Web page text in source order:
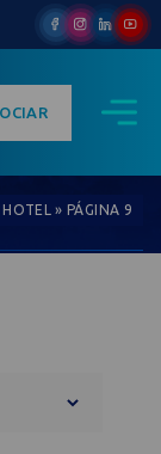
HOTEL »PÁGINA 9